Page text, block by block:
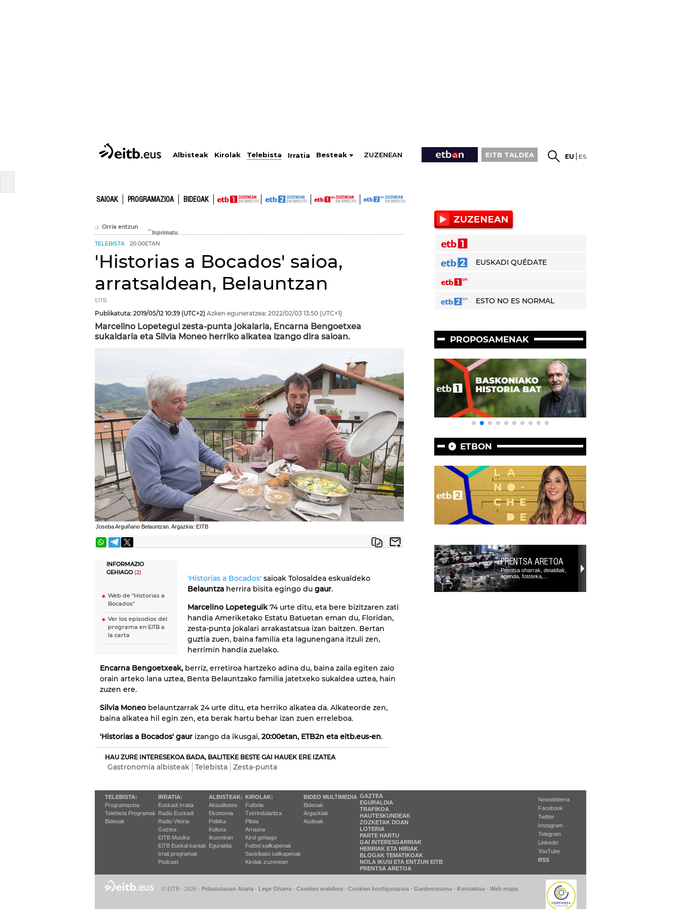
Albisteak Kirolak Telebista Irratia Besteak ZUZENEAN EITB TALDEA EU ES
SAIOAK PROGRAMAZIOA BIDEOAK
Orria entzun
TELEBISTA 20:00ETAN
'Historias a Bocados' saioa,
arratsaldean, Belauntzan
EITB
Publikatuta: 2019/05/12 10:39 (UTC+2) Azken eguneratzea: 2022/02/03 13:50 (UTC+1)
Marcelino Lopetegui zesta-punta jokalaria, Encarna Bengoetxea
sukaldaria eta Silvia Moneo herriko alkatea izango dira saioan.
Joseba Arguiñano Belauntzan. Argazkia: EITB
INFORMAZIO
GEHIAGO(2)
Web de "Historias a
Bocados"
Ver los episodios del
programa en EiTB a
la carta
'Historias a Bocados' saioak Tolosaldea eskualdeko
Belauntza herrira bisita egingo du gaur.
Marcelino Lopeteguik74 urte ditu, eta bere bizitzaren zati
handia Ameriketako Estatu Batuetan eman du, Floridan,
zesta-punta jokalari arrakastatsua izan baitzen. Bertan
guztia zuen, baina familia eta lagunengana itzuli zen,
herrimin handia zuelako.
Encarna Bengoetxeak, berriz, erretiroa hartzeko adina du, baina zaila egiten zaio
orain arteko lana uztea, Benta Belauntzako familia jatetxeko sukaldea uztea, hain
zuzen ere.
Silvia Moneo belauntzarrak 24 urte ditu, eta herriko alkatea da. Alkateorde zen,
baina alkatea hil egin zen, eta berak hartu behar izan zuen erreleboa.
'Historias a Bocados' gaur izango da ikusgai, 20:00etan, ETB2n eta eitb.eus-en.
HAU ZURE INTERESEKOA BADA, BALITEKE BESTE GAI HAUEK ERE IZATEA
Gastronomia albisteak Telebista Zesta-punta
EUSKADI QUÉDATE
ESTO NO ES NORMAL
PROPOSAMENAK
ETBON
PRENTSA ARETOA
Prentsa oharrak, deialdiak,
agenda, fototeka,…
TELEBISTA:
Programazioa
Telebista Programak
Bideoak
IRRATIA:
Euskadi Irratia
Radio Euskadi
Radio Vitoria
Gaztea
EITB Musika
EiTB Euskal kantak
Irrati programak
Podcast
ALBISTEAK:
Aktualitatea
Ekonomia
Politika
Kultura
Ikusmiran
Eguraldia
KIROLAK:
Futbola
Txirrindularitza
Pilota
Arrauna
Kirol gehiago
Futbol sailkapenak
Saskibaloi sailkapenak
Kirolak zuzenean
BIDEO MULTIMEDIA
Bideoak
Argazkiak
Audioak
GAZTEA
EGURALDIA
TRAFIKOA
HAUTESKUNDEAK
ZOZKETAK DOAN
LOTERIA
PARTE HARTU
GAI INTERESGARRIAK
HERRIAK ETA HIRIAK
BLOGAK TEMATIKOAK
NOLA IKUSI ETA ENTZUN EITB
PRENTSA ARETOA
Newsletterra
Facebook
Twitter
Instagram
Telegram
Linkedin
YouTube
RSS
© EITB - 2026 - Pribatutasun Ataria - Lege Oharra - Cookien erabilera - Cookien konfigurazioa - Gardentasuna - Kontaktua - Web mapa